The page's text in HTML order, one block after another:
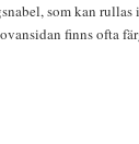
som kan
finns ofta